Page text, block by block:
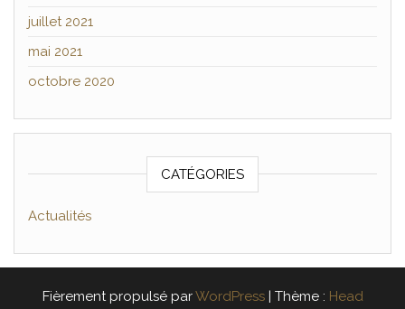
juillet 2021
mai 2021
octobre 2020
CATÉGORIES
Actualités
Fièrement propulsé parWordPress Thème : Head